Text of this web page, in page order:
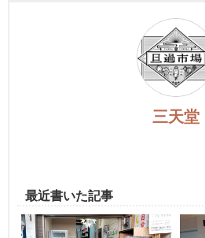
三天堂
最近書いた記事